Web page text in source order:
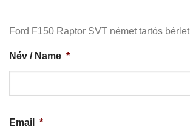
Ford F150 Raptor SVT német tartós bérlet
Név / Name *
Email *